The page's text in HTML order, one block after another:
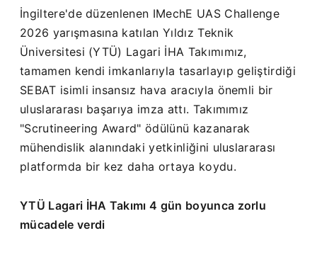
İngiltere'de düzenlenen IMechE UAS Challenge
2026 yarışmasına katılan Yıldız Teknik
Üniversitesi (YTÜ) Lagari İHA Takımımız,
tamamen kendi imkanlarıyla tasarlayıp geliştirdiği
SEBAT isimli insansız hava aracıyla önemli bir
uluslararası başarıya imza attı. Takımımız
"Scrutineering Award" ödülünü kazanarak
mühendislik alanındaki yetkinliğini uluslararası
platformda bir kez daha ortaya koydu.
YTÜ Lagari İHA Takımı 4 gün boyunca zorlu
mücadele verdi